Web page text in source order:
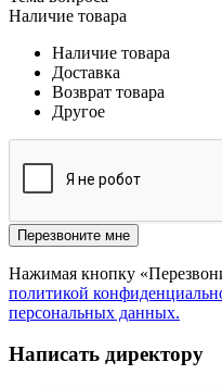
Наличие товара
Наличие товара
Доставка
Возврат товара
Другое
Перезвоните мне
Нажимая кнопку
политикой
персональных данных.
Написать директору